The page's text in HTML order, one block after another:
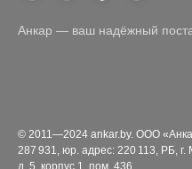
© 2011—2024 ankar.by. ООО
287 931, юр. адрес: 220 113, РБ,
д. 5, корпус 1, пом. 436
Анкар — ваш надёжный